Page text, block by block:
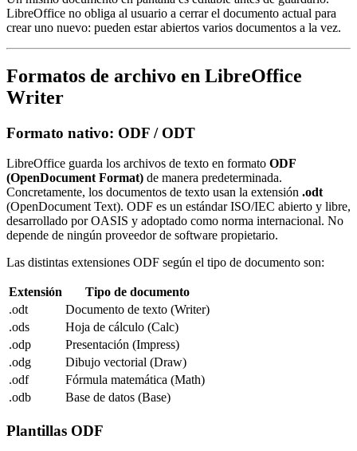
LibreOffice no obliga al usuario a cerrar el documento actual para
crear uno nuevo: pueden estar abiertos varios documentos a la vez.
Formatos de archivo en LibreOffice
Writer
Formato nativo: ODF / ODT
LibreOffice guarda los archivos de texto en formato ODF
(OpenDocument Format) de manera predeterminada.
Concretamente, los documentos de texto usan la extensión .odt
(OpenDocument Text). ODF es un estándar ISO/IEC abierto y libre,
desarrollado por OASIS y adoptado como norma internacional. No
depende de ningún proveedor de software propietario.
Las distintas extensiones ODF según el tipo de documento son:
Extensión
Tipo de documento
.odt
Documento de texto (Writer)
.ods
Hoja de cálculo (Calc)
.odp
Presentación (Impress)
.odg
Dibujo vectorial (Draw)
.odf
Fórmula matemática (Math)
.odb
Base de datos (Base)
Plantillas ODF